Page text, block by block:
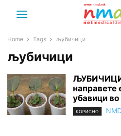
Home Tags љубичици
љубичици
направете
убавици
КОРИСНО